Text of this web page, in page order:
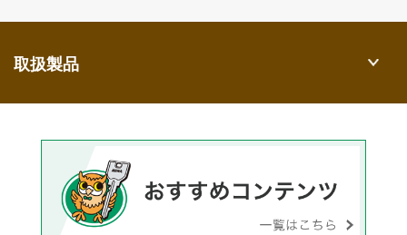
取扱製品